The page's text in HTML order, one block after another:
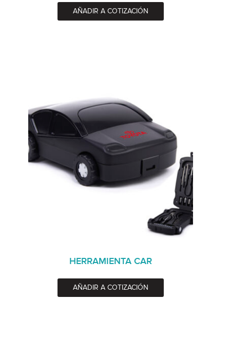
AÑADIR A COTIZACIÓN
HERRAMIENTA CAR
AÑADIR A COTIZACIÓN